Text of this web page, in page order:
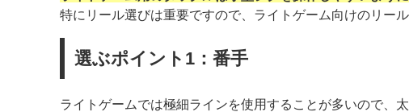
特にリール選びは重要ですので、ライトゲーム向けのリー
選ぶポイント1：番手
ライトゲームでは極細ラインを使用することが多いので、